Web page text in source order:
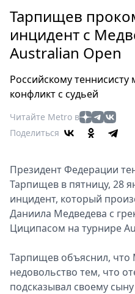
Россия
Мир
Здоровье
Туризм
Мода
Театр
Кино
Книги
Выставки
Пресс-
релизы
Metro
Стримы
Спецпроекты
Тарпищев
инцидент с
Australian Open
Российскому
конфликт с судьей
Читайте Metro в
Поделиться
Президент Федерации
Тарпищев в пятницу, 28
инцидент, который
Даниила Медведева с
Циципасом на турнире
Тарпищев объяснил, что
недовольство тем, что
подсказывал своему